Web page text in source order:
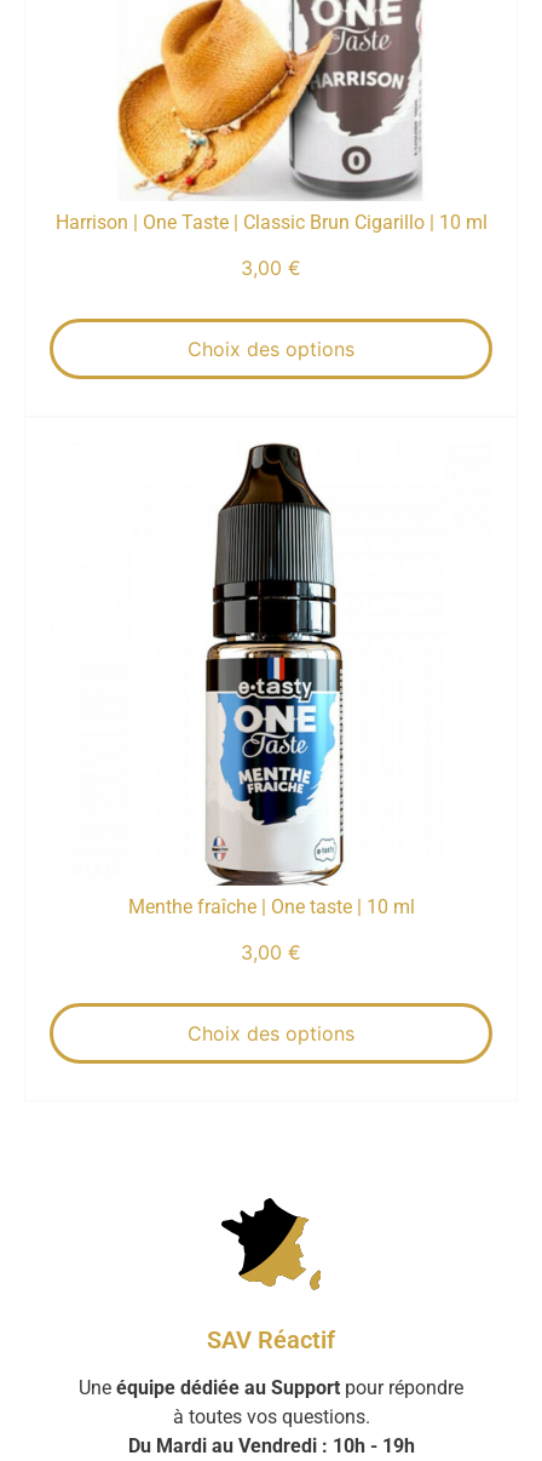
Harrison | One Taste | Classic Brun Cigarillo | 10 ml
3,00 €
Choix des options
Menthe fraîche | One taste | 10 ml
3,00 €
Choix des options
SAV Réactif
Une équipe dédiée au Support pour répondre
à toutes vos questions.
Du Mardi au Vendredi : 10h - 19h